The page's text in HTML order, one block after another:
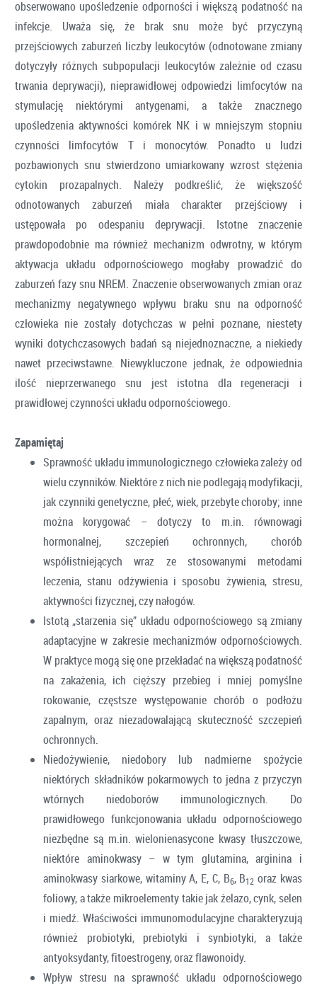
obserwowano upośledzenie odporności i większą podatność na
infekcje. Uważa się, że brak snu może być przyczyną
przejściowych zaburzeń liczby leukocytów (odnotowane zmiany
dotyczyły różnych subpopulacji leukocytów zależnie od czasu
trwania deprywacji), nieprawidłowej odpowiedzi limfocytów na
stymulację niektórymi antygenami, a także znacznego
upośledzenia aktywności komórek NK i w mniejszym stopniu
czynności limfocytów T i monocytów. Ponadto u ludzi
pozbawionych snu stwierdzono umiarkowany wzrost stężenia
cytokin prozapalnych. Należy podkreślić, że większość
odnotowanych zaburzeń miała charakter przejściowy i
ustępowała po odespaniu deprywacji. Istotne znaczenie
prawdopodobnie ma również mechanizm odwrotny, w którym
aktywacja układu odpornościowego mogłaby prowadzić do
zaburzeń fazy snu NREM. Znaczenie obserwowanych zmian oraz
mechanizmy negatywnego wpływu braku snu na odporność
człowieka nie zostały dotychczas w pełni poznane, niestety
wyniki dotychczasowych badań są niejednoznaczne, a niekiedy
nawet przeciwstawne. Niewykluczone jednak, że odpowiednia
ilość nieprzerwanego snu jest istotna dla regeneracji i
prawidłowej czynności układu odpornościowego.
Zapamiętaj
Sprawność układu immunologicznego człowieka zależy od
wielu czynników. Niektóre z nich nie podlegają modyfikacji,
jak czynniki genetyczne, płeć, wiek, przebyte choroby; inne
można korygować – dotyczy to m.in. równowagi
hormonalnej, szczepień ochronnych, chorób
współistniejących wraz ze stosowanymi metodami
leczenia, stanu odżywienia i sposobu żywienia, stresu,
aktywności fizycznej, czy nałogów.
Istotą „starzenia się” układu odpornościowego są zmiany
adaptacyjne w zakresie mechanizmów odpornościowych.
W praktyce mogą się one przekładać na większą podatność
na zakażenia, ich cięższy przebieg i mniej pomyślne
rokowanie, częstsze występowanie chorób o podłożu
zapalnym, oraz niezadowalającą skuteczność szczepień
ochronnych.
Niedożywienie, niedobory lub nadmierne spożycie
niektórych składników pokarmowych to jedna z przyczyn
wtórnych niedoborów immunologicznych. Do
prawidłowego funkcjonowania układu odpornościowego
niezbędne są m.in. wielonienasycone kwasy tłuszczowe,
niektóre aminokwasy – w tym glutamina, arginina i
aminokwasy siarkowe, witaminy A, E, C, B6, B12 oraz kwas
foliowy, a także mikroelementy takie jak żelazo, cynk, selen
i miedź. Właściwości immunomodulacyjne charakteryzują
również probiotyki, prebiotyki i synbiotyki, a także
antyoksydanty, fitoestrogeny, oraz flawonoidy.
Wpływ stresu na sprawność układu odpornościowego